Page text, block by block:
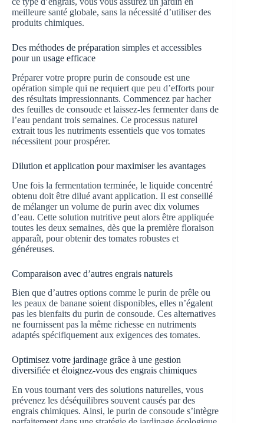
meilleure santé globale, sans la nécessité d’utiliser des
produits chimiques.
Des méthodes de préparation simples et accessibles
pour un usage efficace
Préparer votre propre purin de consoude est une
opération simple qui ne requiert que peu d’efforts pour
des résultats impressionnants. Commencez par hacher
des feuilles de consoude et laissez-les fermenter dans de
l’eau pendant trois semaines. Ce processus naturel
extrait tous les nutriments essentiels que vos tomates
nécessitent pour prospérer.
Dilution et application pour maximiser les avantages
Une fois la fermentation terminée, le liquide concentré
obtenu doit être dilué avant application. Il est conseillé
de mélanger un volume de purin avec dix volumes
d’eau. Cette solution nutritive peut alors être appliquée
toutes les deux semaines, dès que la première floraison
apparaît, pour obtenir des tomates robustes et
généreuses.
Comparaison avec d’autres engrais naturels
Bien que d’autres options comme le purin de prêle ou
les peaux de banane soient disponibles, elles n’égalent
pas les bienfaits du purin de consoude. Ces alternatives
ne fournissent pas la même richesse en nutriments
adaptés spécifiquement aux exigences des tomates.
Optimisez votre jardinage grâce à une gestion
diversifiée et éloignez-vous des engrais chimiques
En vous tournant vers des solutions naturelles, vous
prévenez les déséquilibres souvent causés par des
engrais chimiques. Ainsi, le purin de consoude s’intègre